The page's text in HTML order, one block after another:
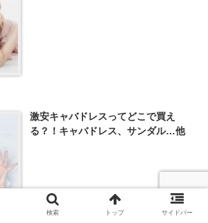
激安キャバドレスってどこで買え
る？！キャバドレス、サンダル…他
検索 トップ サイドバー